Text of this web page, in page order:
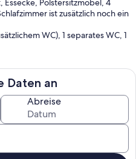
Essecke, Polstersitzmöbel, 4
ist zusätzlich noch ein
WC), 1 separates WC, 1
Daten an
Abreise